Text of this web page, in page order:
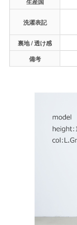
洗濯表記
裏地 / 透け感
備考